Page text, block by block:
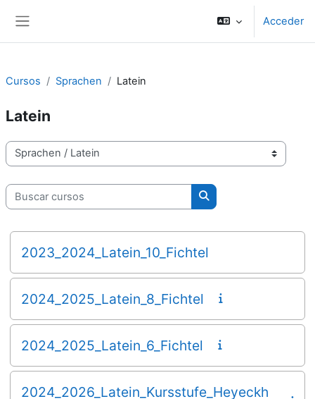
Acceder
Cursos Sprachen Latein
Latein
Categorías
Buscar cursos
Buscar cursos
2023_2024_Latein_10_Fichtel
2024_2025_Latein_8_Fichtel
2024_2025_Latein_6_Fichtel
2024_2026_Latein_Kursstufe_Heyeckh